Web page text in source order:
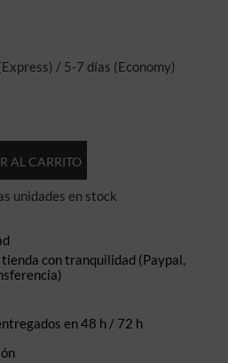
/ 5-7 días (Economy)
AL CARRITO
unidades en stock
con tranquilidad (Paypal,
en 48 h / 72 h